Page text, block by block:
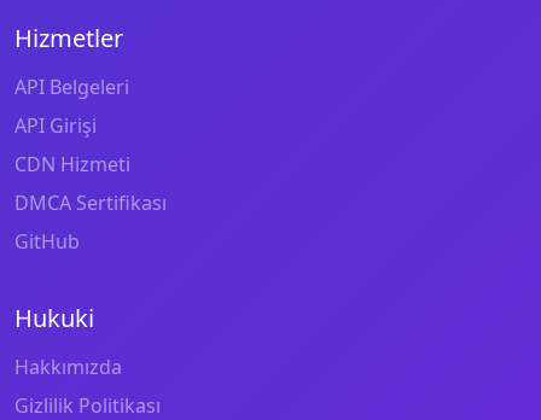
Hizmetler
API Belgeleri
API Girişi
CDN Hizmeti
DMCA Sertifikası
GitHub
Hukuki
Hakkımızda
Gizlilik Politikası